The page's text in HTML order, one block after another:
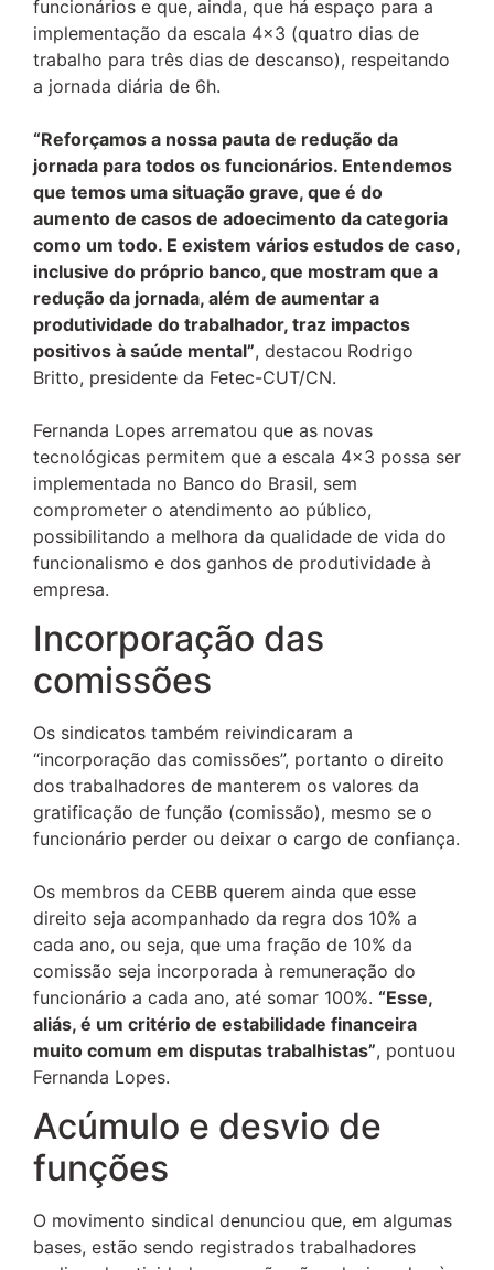
funcionários e que, ainda, que há espaço para a
implementação da escala 4×3 (quatro dias de
trabalho para três dias de descanso), respeitando
a jornada diária de 6h.
“Reforçamos a nossa pauta de redução da
jornada para todos os funcionários. Entendemos
que temos uma situação grave, que é do
aumento de casos de adoecimento da categoria
como um todo. E existem vários estudos de caso,
inclusive do próprio banco, que mostram que a
redução da jornada, além de aumentar a
produtividade do trabalhador, traz impactos
positivos à saúde mental”, destacou Rodrigo
Britto, presidente da Fetec-CUT/CN.
Fernanda Lopes arrematou que as novas
tecnológicas permitem que a escala 4×3 possa ser
implementada no Banco do Brasil, sem
comprometer o atendimento ao público,
possibilitando a melhora da qualidade de vida do
funcionalismo e dos ganhos de produtividade à
empresa.
Incorporação das
comissões
Os sindicatos também reivindicaram a
“incorporação das comissões”, portanto o direito
dos trabalhadores de manterem os valores da
gratificação de função (comissão), mesmo se o
funcionário perder ou deixar o cargo de confiança.
Os membros da CEBB querem ainda que esse
direito seja acompanhado da regra dos 10% a
cada ano, ou seja, que uma fração de 10% da
comissão seja incorporada à remuneração do
funcionário a cada ano, até somar 100%. “Esse,
aliás, é um critério de estabilidade financeira
muito comum em disputas trabalhistas”, pontuou
Fernanda Lopes.
Acúmulo e desvio de
funções
O movimento sindical denunciou que, em algumas
bases, estão sendo registrados trabalhadores